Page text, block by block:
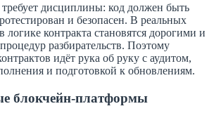
дисциплины: код должен быть
и безопасен. В реальных
контракта становятся дорогими и
разбирательств. Поэтому
идёт рука об руку с аудитом,
и подготовкой к обновлениям.
блокчейн-платформы